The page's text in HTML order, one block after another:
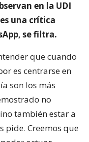
en la UDI
una crítica
se filtra.
que cuando
es centrarse en
son los más
no
también estar a
pide. Creemos que